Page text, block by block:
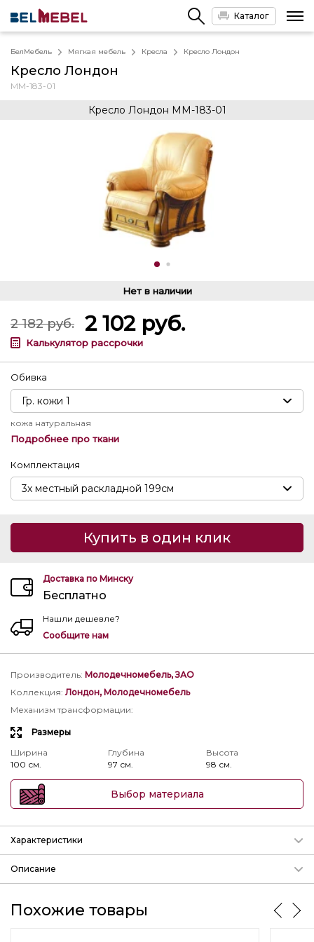
Каталог
БелМебель Мягкая мебель Кресла Кресло Лондон
Кресло Лондон
ММ-183-01
Кресло Лондон ММ-183-01
Нет в наличии
2 182 руб. 2 102 руб.
Калькулятор рассрочки
Обивка
кожа натуральная
Подробнее про ткани
Комплектация
Купить в один клик
Доставка по Минску
Бесплатно
Нашли дешевле?
Сообщите нам
Производитель: Молодечномебель, ЗАО
Коллекция:Лондон, Молодечномебель
Механизм трансформации:
Размеры
Ширина
100 см.
Глубина
97 см.
Высота
98 см.
Выбор материала
Характеристики
Подробнее о механизмах
Ширина Глубина
Описание
Похожие товары